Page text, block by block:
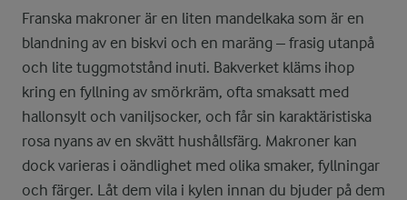
Franska makroner är en liten mandelkaka som är en
blandning av en biskvi och en maräng – frasig utanpå
och lite tuggmotstånd inuti. Bakverket kläms ihop
kring en fyllning av smörkräm, ofta smaksatt med
hallonsylt och vaniljsocker, och får sin karaktäristiska
rosa nyans av en skvätt hushållsfärg. Makroner kan
dock varieras i oändlighet med olika smaker, fyllningar
och färger. Låt dem vila i kylen innan du bjuder på dem